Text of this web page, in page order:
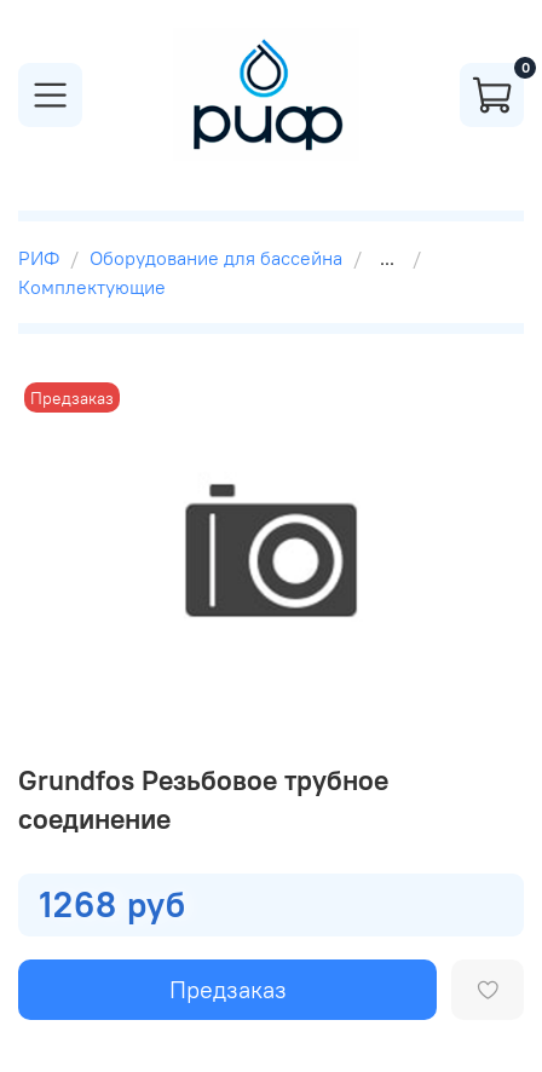
0
РИФ Оборудование для бассейна
...
Комплектующие
Предзаказ
Grundfos Резьбовое трубное
соединение
1268 руб
Предзаказ